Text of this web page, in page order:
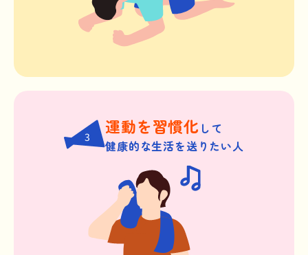
3
運動を習慣化 して
健康的な生活を送りたい人